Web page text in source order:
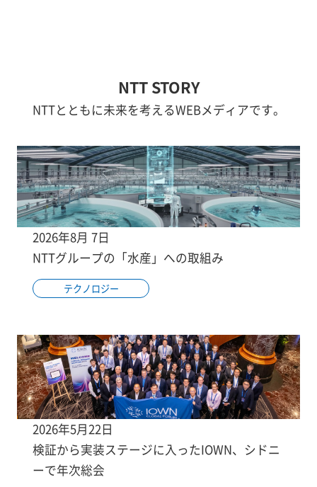
NTT STORY
NTTとともに未来を考えるWEBメディアです。
2026年8月 7日
NTTグループの「水産」への取組み
テクノロジー
2026年5月22日
検証から実装ステージに入ったIOWN、シドニ
ーで年次総会